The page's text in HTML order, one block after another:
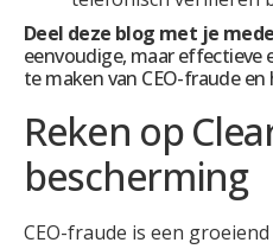
Deel deze blog met je
eenvoudige, maar effectieve
te maken van CEO-fraude
Reken op
bescherming
CEO-fraude is een